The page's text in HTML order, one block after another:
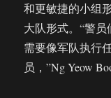
和更敏捷的小组
大队形式。“警
需要像军队执行
员，”Ng Yeow